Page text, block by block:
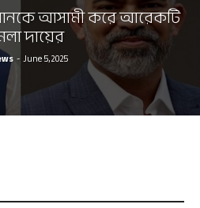
আসামী করে আরেকটি
দায়ের
- June 5, 2025